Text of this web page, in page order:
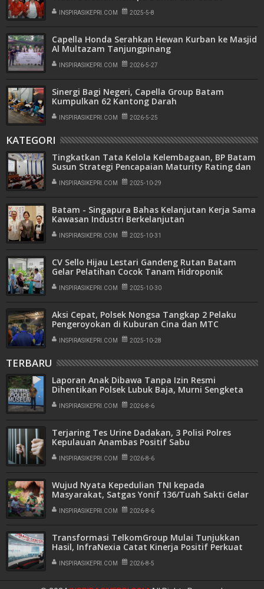
Laporan
INSPIRASIKEPRI.COM 2025-5-8
Capella Honda Serahkan Hewan Kurban ke Masjid
Al Multazam Tanjungpinang
INSPIRASIKEPRI.COM 2026-5-27
Sinergi Bagi Negeri, Capella Group Batam
Kumpulkan 62 Kantong Darah
INSPIRASIKEPRI.COM 2026-5-25
KATEGORI
Tingkatkan Tata Kelola Kelembagaan, BP Batam
Susun Strategi Pencapaian Maturity Rating dan
Operasionalisasi BIOS
INSPIRASIKEPRI.COM 2025-10-29
Batam - Singapura Bahas Kelanjutan Kerja Sama
Kawasan Industri Berkelanjutan
INSPIRASIKEPRI.COM 2025-10-31
CV Sello Hijau Lestari Gandeng Rutan Batam
Gelar Pelatihan Cocok Tanam Hidroponik
INSPIRASIKEPRI.COM 2025-10-30
Aksi Cepat, Polsek Nongsa Tangkap 2 Pelaku
Pengeroyokan di Kuburan Cina dan MTC
INSPIRASIKEPRI.COM 2025-10-28
TERBARU
Laporan Anak Dibawa Tanpa Izin Resmi
Dihentikan Polsek Lubuk Baja, Murni Sengketa
Hak Asuh
INSPIRASIKEPRI.COM 2026-8-6
Terjaring Tes Urine Dadakan, 3 Polisi Polres
Kepulauan Anambas Positif Sabu
INSPIRASIKEPRI.COM 2026-8-6
Wujud Nyata Kepedulian TNI kepada
Masyarakat, Satgas Yonif 136/Tuah Sakti Gelar
Pengobatan Keliling di Kampung Kalome
INSPIRASIKEPRI.COM 2026-8-6
Transformasi TelkomGroup Mulai Tunjukkan
Hasil, InfraNexia Catat Kinerja Positif Perkuat
Infrastruktur Digital Nasional
INSPIRASIKEPRI.COM 2026-8-5